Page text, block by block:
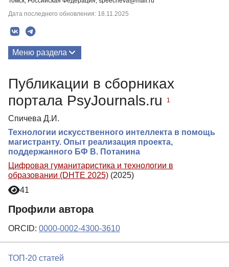
Дата последнего обновления: 18.11.2025
Меню раздела
Публикации в сборниках
портала PsyJournals.ru
1
Спичева Д.И.
Технологии искусственного интеллекта в помощь
магистранту. Опыт реализация проекта,
поддержанного БФ В. Потанина
Цифровая гуманитаристика и технологии в
образовании (DHTE 2025) (2025)
41
Профили автора
ORCID: 0000-0002-4300-3610
ТОП-20 статей